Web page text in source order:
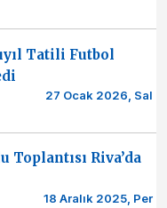
Tatili Futbol
27 Ocak 2026, Sal
Riva’da
18 Aralık 2025, Per